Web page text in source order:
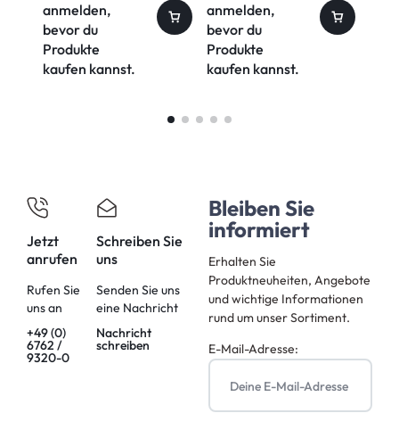
anmelden,
bevor du
Produkte
kaufen kannst.
anmelden,
bevor du
Produkte
kaufen kannst.
Jetzt
anrufen
Rufen Sie
uns an
+49 (0)
6762 /
9320-0
Schreiben Sie
uns
Senden Sie uns
eine Nachricht
Nachricht
schreiben
Bleiben Sie
informiert
Erhalten Sie
Produktneuheiten, Angebote
und wichtige Informationen
rund um unser Sortiment.
E-Mail-Adresse: